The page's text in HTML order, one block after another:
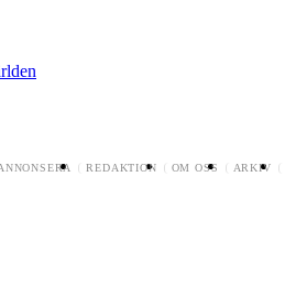
REDAKTION OM OSS ARKIV